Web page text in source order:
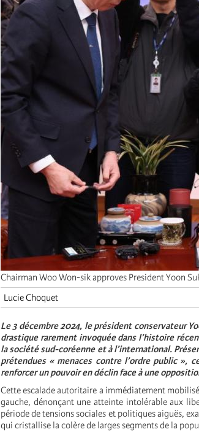
Chairman Woo Won-sik approves President Yoon
Lucie Choquet
Le 3 décembre 2024, le président conservateur
drastique rarement invoquée dans l’histoire
la société sud-coréenne et à l’international.
prétendues « menaces contre l’ordre public »,
renforcer un pouvoir en déclin face à une
Cette escalade autoritaire a immédiatement
gauche, dénonçant une atteinte intolérable aux
période de tensions sociales et politiques aiguës,
qui cristallise la colère de larges segments de la